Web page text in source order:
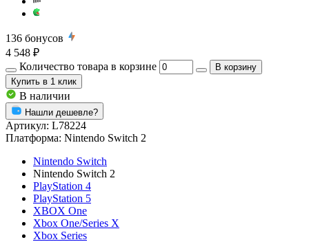
136 бонусов
4 548 ₽
Количество товара в корзине
В корзину
Купить в 1 клик
В наличии
Нашли дешевле?
Артикул: L78224
Платформа: Nintendo Switch 2
Nintendo Switch
Nintendo Switch 2
PlayStation 4
PlayStation 5
XBOX One
Xbox One/Series X
Xbox Series